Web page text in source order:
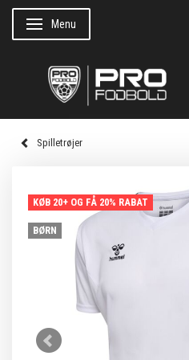
Skifte navigation
Menu
Spilletrøjer
KØB 20+ OG FÅ 20% RABAT
BØRN